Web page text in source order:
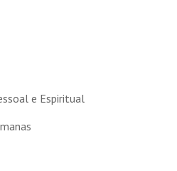
e Espiritual